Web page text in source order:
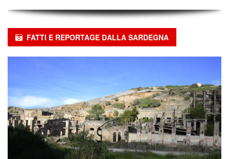
FATTI E REPORTAGE DALLA SARDEGNA